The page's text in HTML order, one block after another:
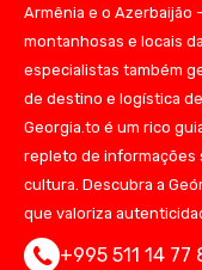
Armênia e o Azerbaijão
montanhosas e locais
especialistas também
de destino e logística
Georgia.to é um rico
repleto de informações
cultura. Descubra a
que valoriza
+995 511 14 77